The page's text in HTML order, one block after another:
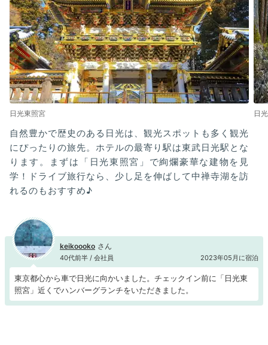
日光東照宮 日
自然豊かで歴史のある日光は、観光スポットも多く観光
にぴったりの旅先。ホテルの最寄り駅は東武日光駅とな
ります。まずは「日光東照宮」で絢爛豪華な建物を見
学！ドライブ旅行なら、少し足を伸ばして中禅寺湖を訪
れるのもおすすめ♪
keikoooko
40代前半 / 会社員 2023年05月に宿泊
東京都心から車で日光に向かいました。チェックイン前に「日光東
照宮」近くでハンバーグランチをいただきました。